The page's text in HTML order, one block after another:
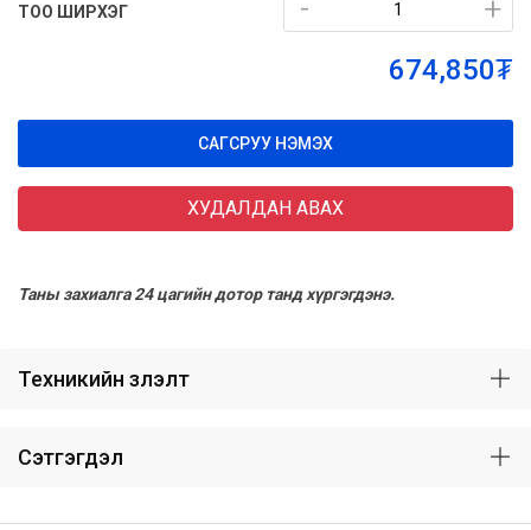
ТОО ШИРХЭГ +
- +
-
674,850₮
САГСРУУ НЭМЭХ
ХУДАЛДАН АВАХ
Таны захиалга 24 цагийн дотор танд хүргэгдэнэ.
Техникийн үзүүлэлт
Сэтгэгдэл